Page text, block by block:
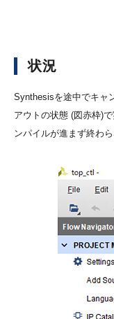
状況
Synthesisを途中でキャ
アウトの状態 (図赤枠)
ンパイルが進まず終わ